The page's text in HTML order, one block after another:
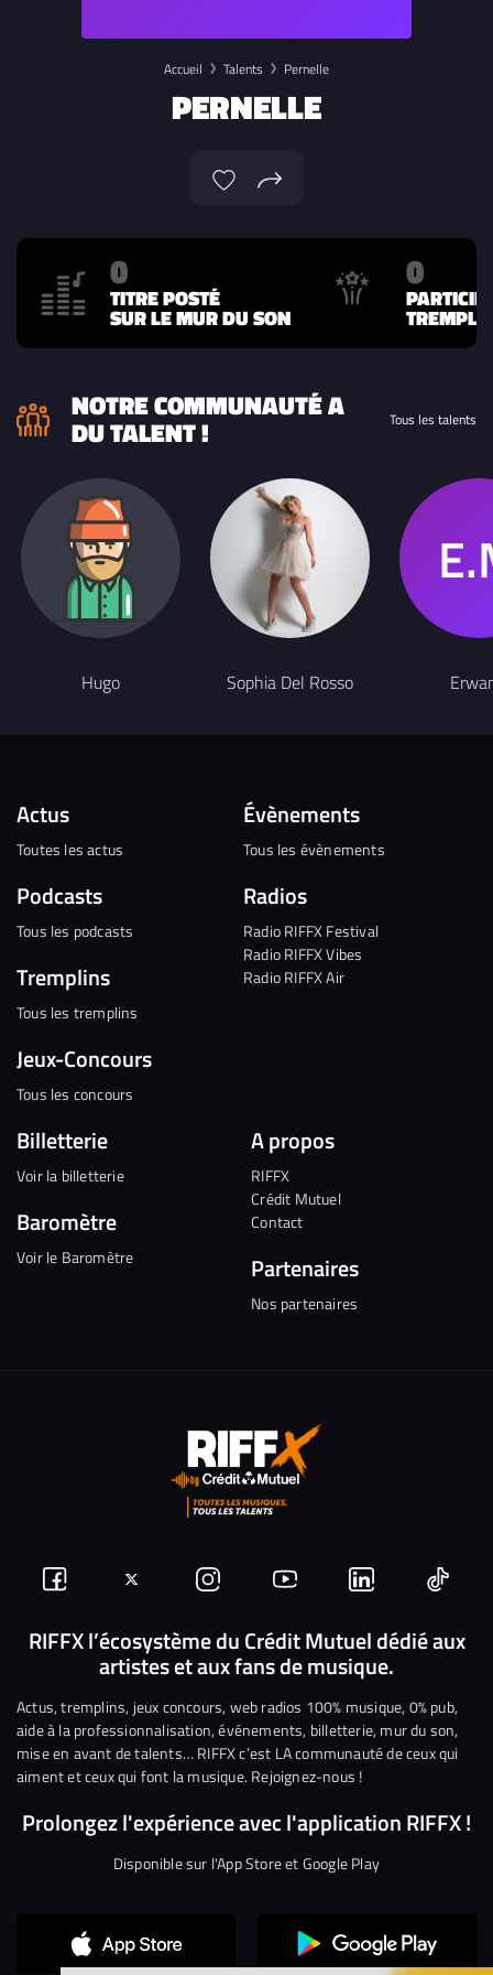
Continuer sans accepter
Accueil Talents Pernelle
PERNELLE
0
TITRE POSTÉ
SUR LE MUR DU SON
0
NOTRE COMMUNAUTÉ A
DU TALENT ! Tous les talents
Hugo Sophia Del Rosso
Actus
Toutes les actus
Podcasts
Tous les podcasts
Tremplins
Tous les tremplins
Jeux-Concours
Tous les concours
Évènements
Tous les évènements
Radios
Radio RIFFX Festival
Radio RIFFX Vibes
Radio RIFFX Air
Billetterie
Voir la billetterie
Baromètre
Voir le Baromètre
A propos
RIFFX
Crédit Mutuel
Contact
Partenaires
Nos partenaires
Suivez-
nous
Facebook
Suivez-
nous
sur
Twitter
Nous
rejoindre
sur
Instagram
Nous
rejoindre
sur
YouTube
Nous
rejoindre
sur
Linkedin
Nous
RIFFX l’écosystème du Crédit Mutuel dédié aux
artistes et aux fans de musique.
Actus, tremplins, jeux concours, web radios 100% musique, 0% pub,
aide à la professionnalisation, événements, billetterie, mur du son,
mise en avant de talents… RIFFX c’est LA communauté de ceux qui
aiment et ceux qui font la musique. Rejoignez-nous !
Prolongez l'expérience avec l'application RIFFX !
Disponible sur l'App Store et Google Play